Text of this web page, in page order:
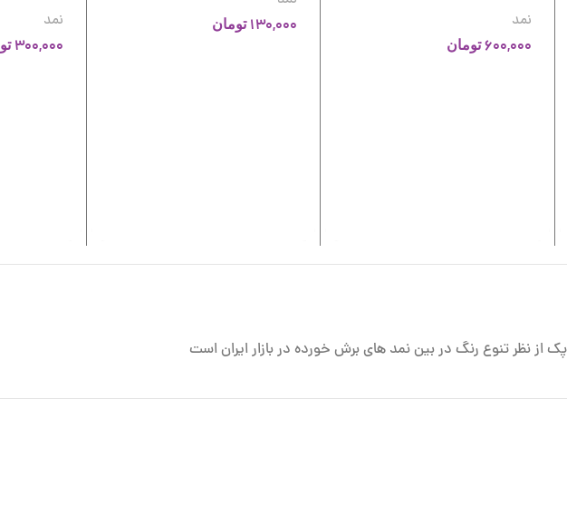
نمد
600,000 تومان
130,000 تومان
نمد
300,000